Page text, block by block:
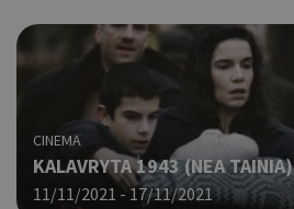
CINEMA
KALAVRYTA 1943 (ΝΕΑ ΤΑΙΝΙΑ)
11/11/2021 - 17/11/2021